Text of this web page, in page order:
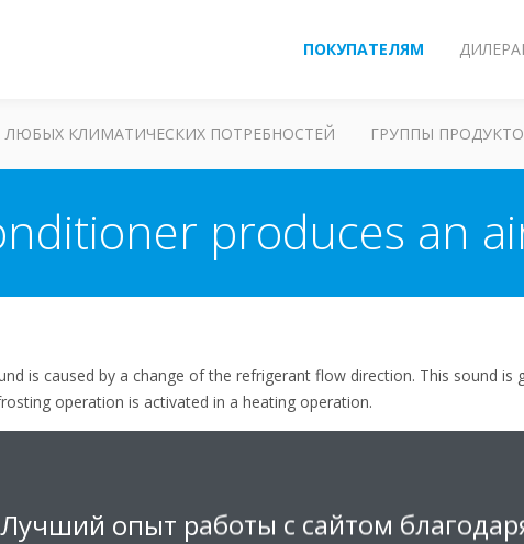
ПОКУПАТЕЛЯМ
ЛЮБЫХ КЛИМАТИЧЕСКИХ ПОТРЕБНОСТЕЙ ГРУППЫ
produces an
is caused by a change of the refrigerant flow direction. This sound
operation is activated in a heating operation.
Лучший опыт работы с сайтом